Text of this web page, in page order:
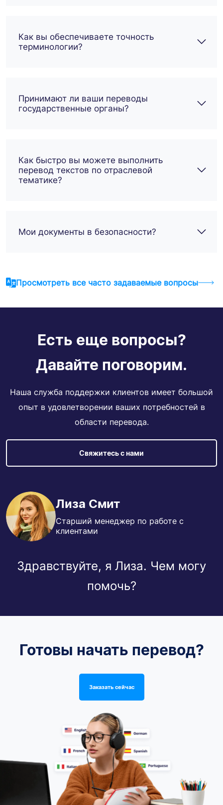
Как вы обеспечиваете точность
терминологии?
Принимают ли ваши переводы
государственные органы?
Как быстро вы можете выполнить
перевод текстов по отраслевой
тематике?
Мои документы в безопасности?
Просмотреть все часто задаваемые вопросы
Есть еще вопросы?
Давайте поговорим.
Наша служба поддержки клиентов имеет большой
опыт в удовлетворении ваших потребностей в
области перевода.
Свяжитесь с нами
Лиза Смит
Старший менеджер по работе с
клиентами
Здравствуйте, я Лиза. Чем могу
помочь?
Готовы начать перевод?
Заказать сейчас